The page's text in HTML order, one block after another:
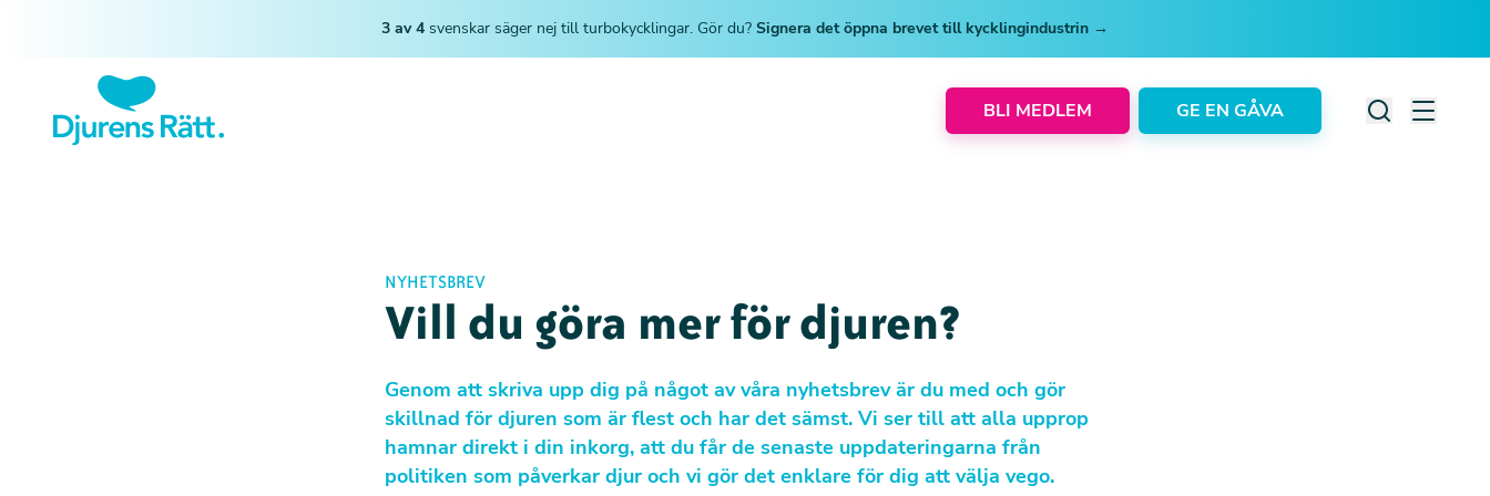
3 av 4 svenskar säger nej till turbokycklingar. Gör du? Signera det öppna brevet till kycklingindustrin →
BLI MEDLEM GE EN GÅVA
NYHETSBREV
Vill du göra mer för djuren?
Genom att skriva upp dig på något av våra nyhetsbrev är du med och gör
skillnad för djuren som är flest och har det sämst. Vi ser till att alla upprop
hamnar direkt i din inkorg, att du får de senaste uppdateringarna från
politiken som påverkar djur och vi gör det enklare för dig att välja vego.